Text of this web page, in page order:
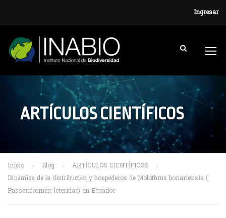
Ingresar
ARTÍCULOS CIENTÍFICOS
Inicio Blog
ARTÍCULOS CIENTÍFICOS
Dinámica de la distribución y hospederos de Molothrus bonariensis (
Passeriformes: lcteridae) en Ecuador